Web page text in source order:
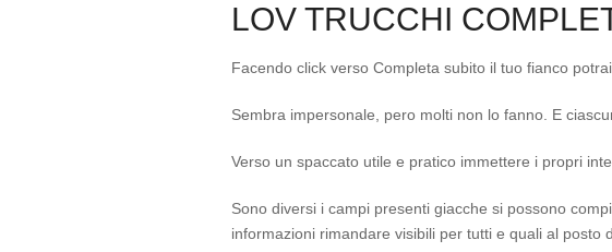
LOV TRUCCHI
Facendo click verso Completa subito il tuo fianco
Sembra impersonale, pero molti non lo fanno. E
Verso un spaccato utile e pratico immettere i propri
Sono diversi i campi presenti giacche si possono
informazioni rimandare visibili per tutti e quali al posto